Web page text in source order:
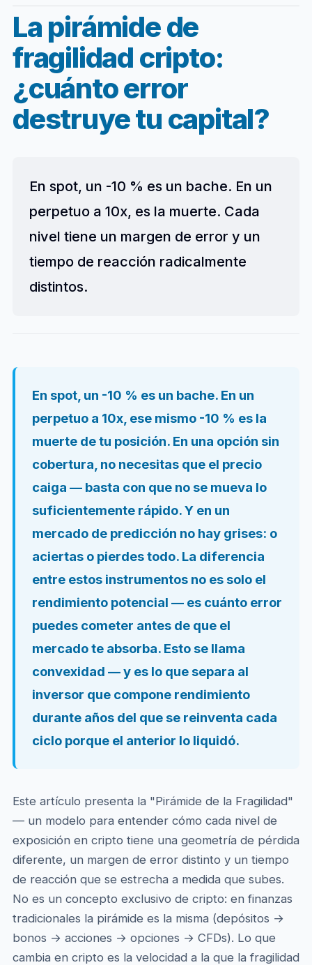
La pirámide de
fragilidad cripto:
¿cuánto error
destruye tu capital?
En spot, un -10 % es un bache. En un
perpetuo a 10x, es la muerte. Cada
nivel tiene un margen de error y un
tiempo de reacción radicalmente
distintos.
En spot, un -10 % es un bache. En un
perpetuo a 10x, ese mismo -10 % es la
muerte de tu posición. En una opción sin
cobertura, no necesitas que el precio
caiga — basta con que no se mueva lo
suficientemente rápido. Y en un
mercado de predicción no hay grises: o
aciertas o pierdes todo. La diferencia
entre estos instrumentos no es solo el
rendimiento potencial — es cuánto error
puedes cometer antes de que el
mercado te absorba. Esto se llama
convexidad — y es lo que separa al
inversor que compone rendimiento
durante años del que se reinventa cada
ciclo porque el anterior lo liquidó.
Este artículo presenta la "Pirámide de la Fragilidad"
— un modelo para entender cómo cada nivel de
exposición en cripto tiene una geometría de pérdida
diferente, un margen de error distinto y un tiempo
de reacción que se estrecha a medida que subes.
No es un concepto exclusivo de cripto: en finanzas
tradicionales la pirámide es la misma (depósitos →
bonos → acciones → opciones → CFDs). Lo que
cambia en cripto es la velocidad a la que la fragilidad